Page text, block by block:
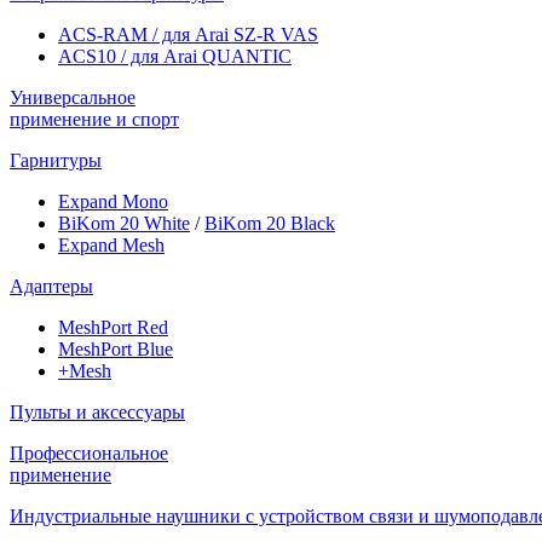
ACS-RAM / для Arai SZ-R VAS
ACS10 / для Arai QUANTIC
Универсальное
применение и спорт
Гарнитуры
Expand Mono
BiKom 20 White /BiKom 20 Black
Expand Mesh
Адаптеры
MeshPort Red
MeshPort Blue
+Mesh
Пульты и аксессуары
Профессиональное
применение
Индустриальные наушники с устройством связи и